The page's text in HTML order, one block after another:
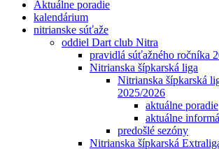
Aktuálne poradie
kalendárium
nitrianske súťaže
oddiel Dart club Nitra
pravidlá súťažného ročníka
Nitrianska šípkarská liga
Nitrianska šípkarská
2025/2026
aktuálne poradie
aktuálne
predošlé sezóny
Nitrianska šípkarská